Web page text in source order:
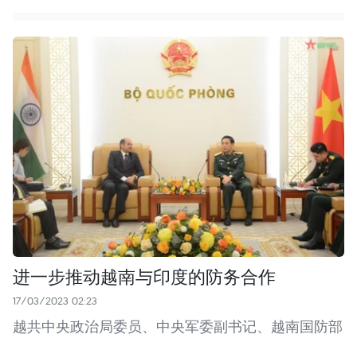
进一步推动越南与印度的防务合作
17/03/2023 02:23
越共中央政治局委员、中央军委副书记、越南国防部